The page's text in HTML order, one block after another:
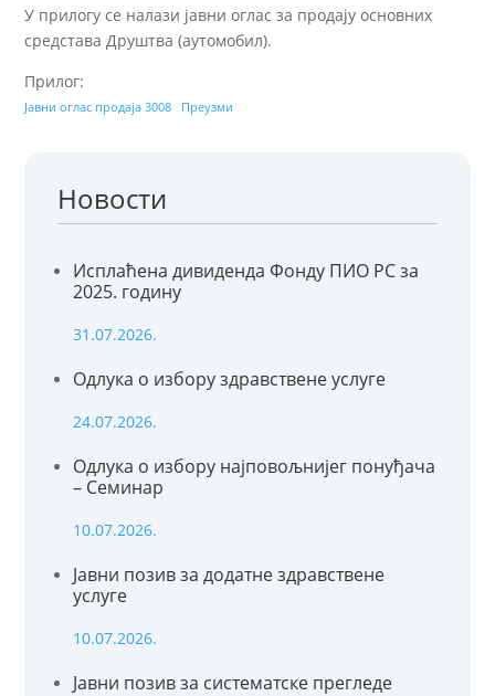
У прилогу се налази јавни оглас за продају основних
средстава Друштва (аутомобил).
Прилог:
Јавни оглас продаја 3008 Преузми
Новости
Исплаћена дивиденда Фонду ПИО РС за
2025. годину
31.07.2026.
Одлука о избору здравствене услуге
24.07.2026.
Одлука о избору најповољнијег понуђача
– Семинар
10.07.2026.
Јавни позив за додатне здравствене
услуге
10.07.2026.
Јавни позив за систематске прегледе